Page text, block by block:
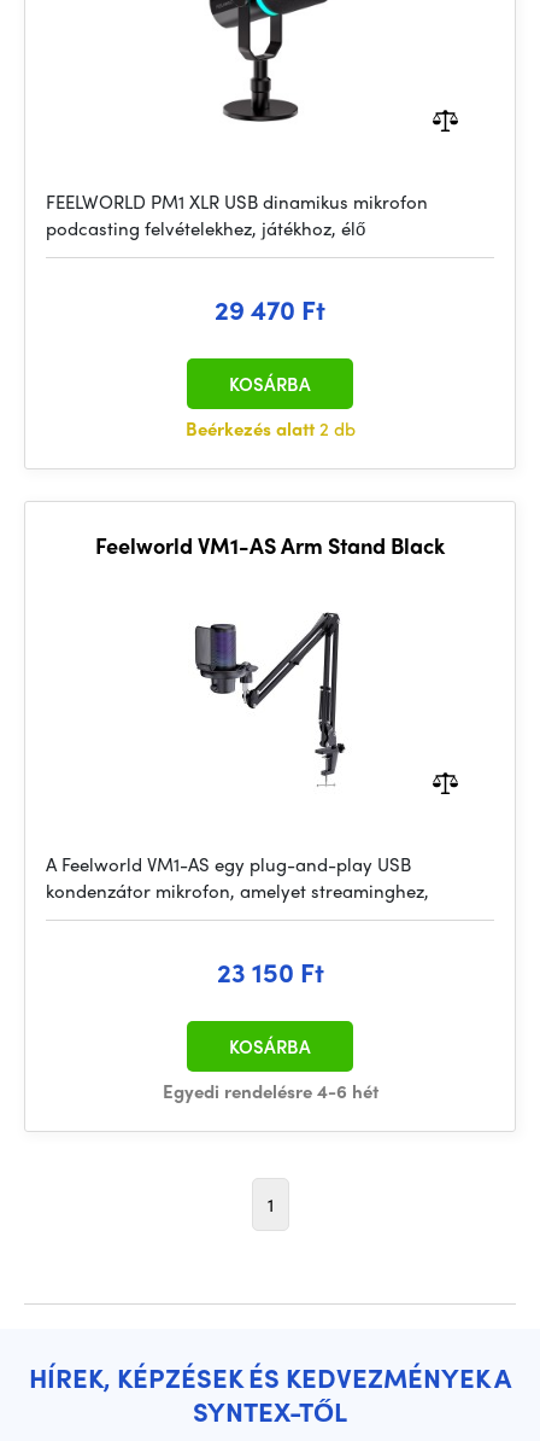
FEELWORLD PM1 XLR USB dinamikus mikrofon
podcasting felvételekhez, játékhoz, élő
29 470 Ft
Beérkezés alatt2 db
KOSÁRBA
Feelworld VM1-AS Arm Stand Black
A Feelworld VM1-AS egy plug-and-play USB
kondenzátor mikrofon, amelyet streaminghez,
23 150 Ft
Egyedi rendelésre 4-6 hét
KOSÁRBA
1
HÍREK, KÉPZÉSEK ÉS KEDVEZMÉNYEK A
SYNTEX-TŐL